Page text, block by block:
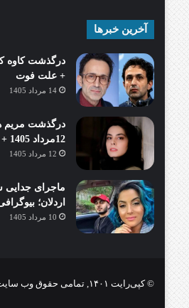
آخرین خبرها
درگذشت کاوه
+ علت فوت
14 مرداد 1405
درگذشت مریم
12مرداد 1405 + علت فوت
12 مرداد 1405
ماجرای جدایی
اردلان؛
10 مرداد 1405
© کپی‌رایت ۱۴۰۱, تمامی حقوق وب سایت متعلق به کاشمر سلام می باشد |